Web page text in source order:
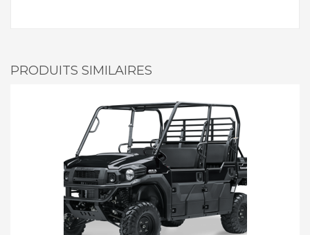
PRODUITS SIMILAIRES